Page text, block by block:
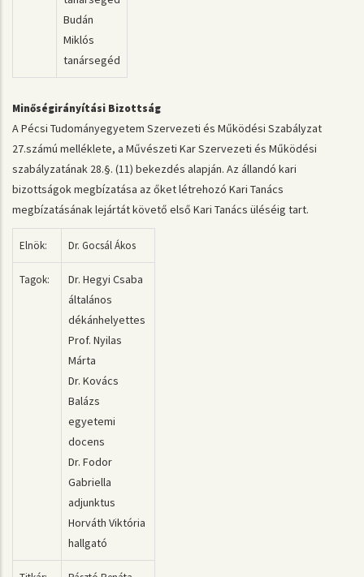
Budán
Miklós
tanársegéd
Minőségirányítási Bizottság
A Pécsi Tudományegyetem Szervezeti és Működési Szabályzat
27.számú melléklete, a Művészeti Kar Szervezeti és Működési
szabályzatának 28.§. (11) bekezdés alapján. Az állandó kari
bizottságok megbízatása az őket létrehozó Kari Tanács
megbízatásának lejártát követő első Kari Tanács üléséig tart.
Elnök: Dr. Gocsál Ákos
Tagok:
Dr. Hegyi Csaba
általános
dékánhelyettes
Prof. Nyilas
Márta
Dr. Kovács
Balázs
egyetemi
docens
Dr. Fodor
Gabriella
adjunktus
Horváth Viktória
hallgató